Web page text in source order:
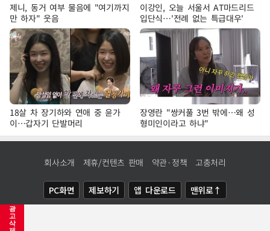
광
고
삭
제니, 동거 여부 물음에 "여기까지
만 하자" 웃음
이강인, 오늘 서울서 AT마드리드
입단식…'전례 없는 특급대우'
18살 차 장기하와 연애 중 윤가
이…갑자기 단발머리
장영란 "쌍커풀 3번 밖에…왜 성
형미인이라고 하냐"
회사소개 제휴/컨텐츠 판매 약관·정책 고충처리
PC화면 제보하기 앱 다운로드 맨위로↑